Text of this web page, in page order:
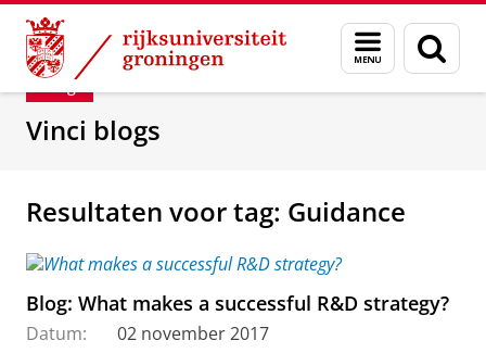
Skip
Content
Skip
Navigation
Menu
en
zoeken
Department of Innovation Management &
Blog
Vinci blogs
Resultaten voor tag: Guidance
Blog: What makes a successful R&D strategy?
Datum:
02 november 2017